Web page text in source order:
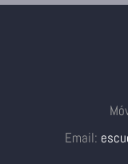
Email: